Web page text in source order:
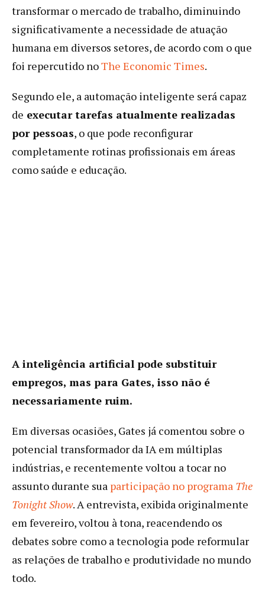
transformar o mercado de trabalho, diminuindo
significativamente a necessidade de atuação
humana em diversos setores, de acordo com o que
foi repercutido noThe Economic Times.
Segundo ele, a automação inteligente será capaz
de executar tarefas atualmente realizadas
por pessoas, o que pode reconfigurar
completamente rotinas profissionais em áreas
como saúde e educação.
A inteligência artificial pode substituir
empregos, mas para Gates, isso não é
necessariamente ruim.
Em diversas ocasiões, Gates já comentou sobre o
potencial transformador da IA em múltiplas
indústrias, e recentemente voltou a tocar no
assunto durante sua participação no programa The
Tonight Show. A entrevista, exibida originalmente
em fevereiro, voltou à tona, reacendendo os
debates sobre como a tecnologia pode reformular
as relações de trabalho e produtividade no mundo
todo.